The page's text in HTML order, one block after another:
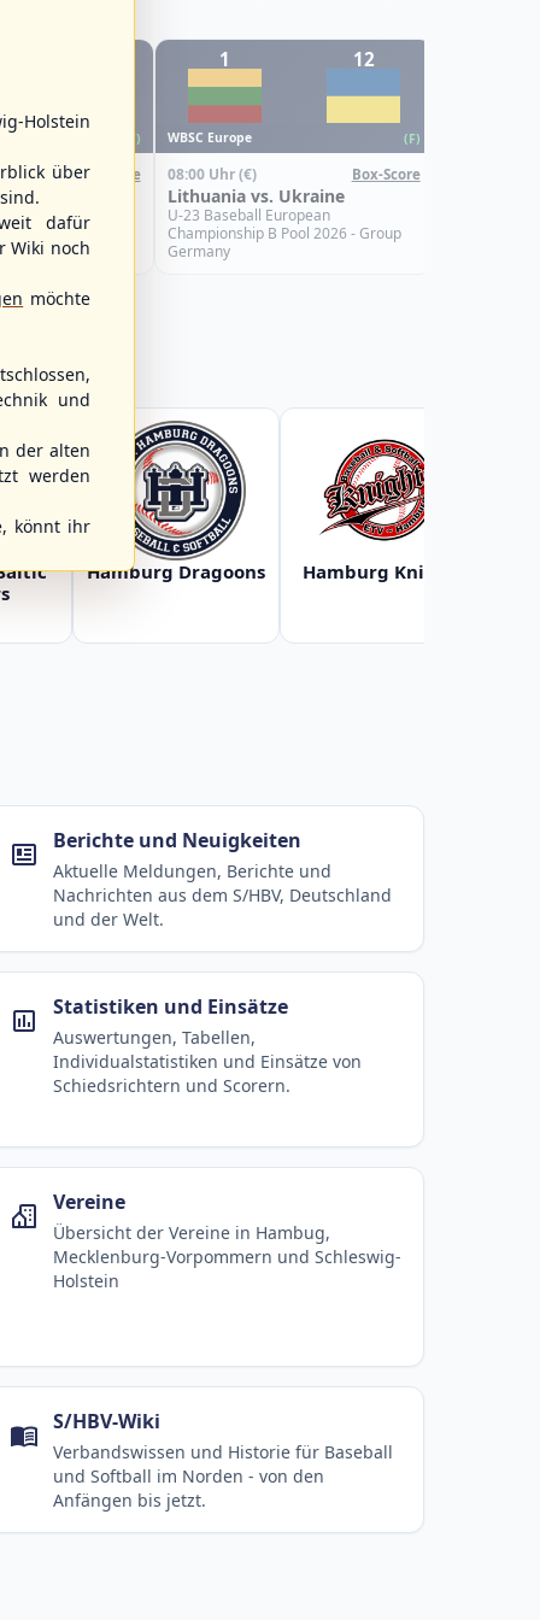
(F)
Box-Score
Israel
2026 - Group
1 12
WBSC Europe (F)
08:00 Uhr(€) Box-Score
Lithuania vs. Ukraine
U-23 Baseball European
Championship B Pool 2026 - Group
Germany
Hamburg Dragoons Hamburg Knights
Berichte und Neuigkeiten
Aktuelle Meldungen, Berichte und
Nachrichten aus dem S/HBV, Deutschland
und der Welt.
Statistiken und Einsätze
Auswertungen, Tabellen,
Individualstatistiken und Einsätze von
Schiedsrichtern und Scorern.
Vereine
Übersicht der Vereine in Hambug,
Mecklenburg-Vorpommern und Schleswig-
Holstein
S/HBV-Wiki
Verbandswissen und Historie für Baseball
und Softball im Norden - von den
Anfängen bis jetzt.
Holstein
über
dafür
Wiki noch
möchte
und
der alten
werden
könnt ihr